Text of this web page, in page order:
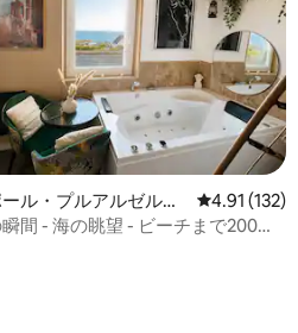
ル・プルアルゼルの
ン・アパート
レビュー
4.91 (132)
間 - 海の眺望 - ビーチまで200m -